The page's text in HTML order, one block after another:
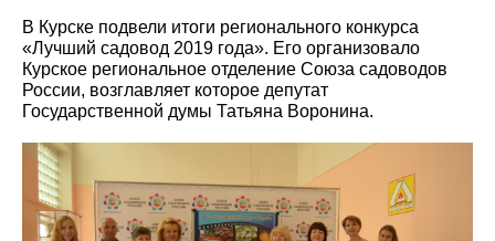
В Курске подвели итоги регионального конкурса
«Лучший садовод 2019 года». Его организовало
Курское региональное отделение Союза садоводов
России, возглавляет которое депутат
Государственной думы Татьяна Воронина.